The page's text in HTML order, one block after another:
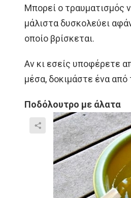
Μπορεί ο τραυματισμός
μάλιστα δυσκολεύει
οποίο βρίσκεται.
Αν κι εσείς υποφέρετε
μέσα, δοκιμάστε ένα
Ποδόλουτρο με άλατα